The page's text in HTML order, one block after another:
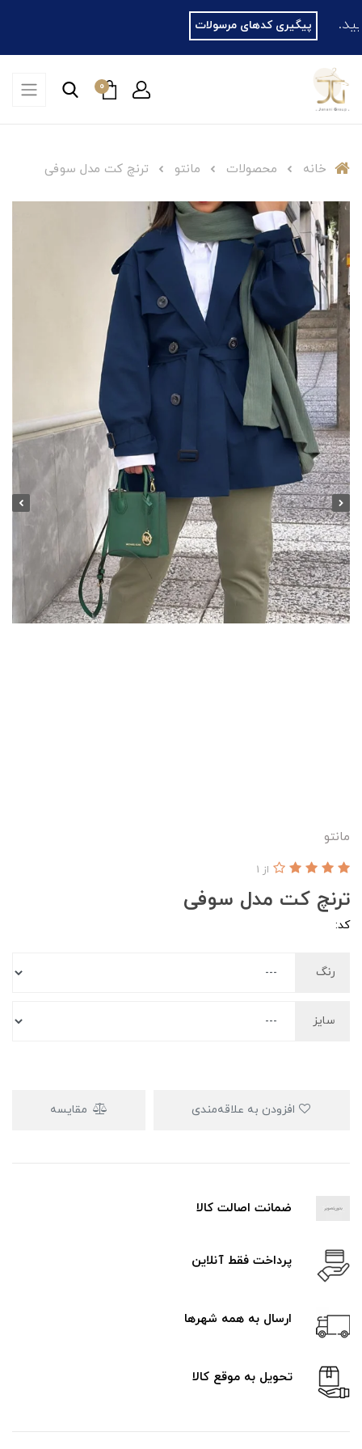
پیگیری کدهای مرسولات
0
خانه محصولات مانتو ترنچ کت مدل سوفی
مانتو
ترنچ کت مدل سوفی
از 1
کد:
رنگ
سایز
مقایسه
ضمانت اصالت کالا
پرداخت فقط آنلاین
ارسال به همه شهرها
تحویل به موقع کالا